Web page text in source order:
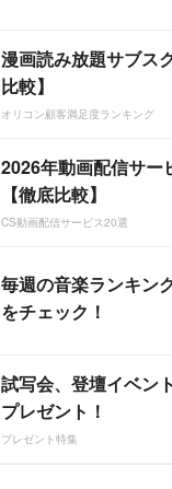
漫画読み放題サブス
比較】
オリコン顧客満足度ランキング
2026年動画配信サー
【徹底比較】
CS動画配信サービス20選
毎週の音楽ランキン
をチェック！
試写会、登壇イベン
プレゼント！
プレゼント特集